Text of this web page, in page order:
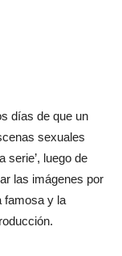
días de que un
sexuales
serie’, luego de
las imágenes por
famosa y la